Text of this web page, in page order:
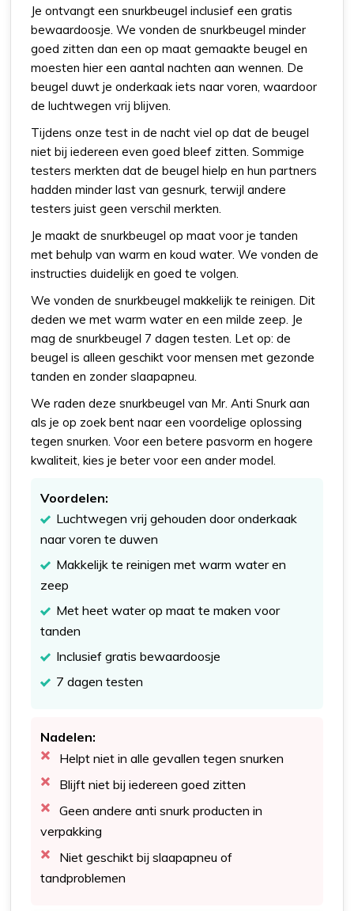
Je ontvangt een snurkbeugel inclusief een gratis
bewaardoosje. We vonden de snurkbeugel minder
goed zitten dan een op maat gemaakte beugel en
moesten hier een aantal nachten aan wennen. De
beugel duwt je onderkaak iets naar voren, waardoor
de luchtwegen vrij blijven.
Tijdens onze test in de nacht viel op dat de beugel
niet bij iedereen even goed bleef zitten. Sommige
testers merkten dat de beugel hielp en hun partners
hadden minder last van gesnurk, terwijl andere
testers juist geen verschil merkten.
Je maakt de snurkbeugel op maat voor je tanden
met behulp van warm en koud water. We vonden de
instructies duidelijk en goed te volgen.
We vonden de snurkbeugel makkelijk te reinigen. Dit
deden we met warm water en een milde zeep. Je
mag de snurkbeugel 7 dagen testen. Let op: de
beugel is alleen geschikt voor mensen met gezonde
tanden en zonder slaapapneu.
We raden deze snurkbeugel van Mr. Anti Snurk aan
als je op zoek bent naar een voordelige oplossing
tegen snurken. Voor een betere pasvorm en hogere
kwaliteit, kies je beter voor een ander model.
Voordelen:
Luchtwegen vrij gehouden door onderkaak
naar voren te duwen
Makkelijk te reinigen met warm water en
zeep
Met heet water op maat te maken voor
tanden
Inclusief gratis bewaardoosje
7 dagen testen
Nadelen:
Helpt niet in alle gevallen tegen snurken
Blijft niet bij iedereen goed zitten
Geen andere anti snurk producten in
verpakking
Niet geschikt bij slaapapneu of
tandproblemen